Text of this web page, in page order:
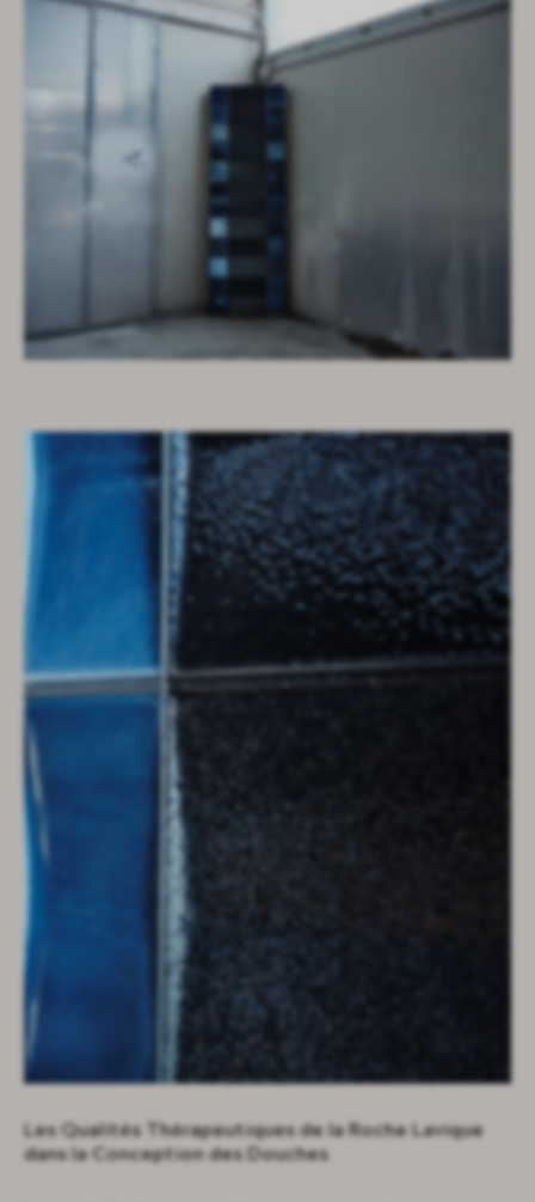
baignoire prima
core tables
Les Qualités Thérapeutiques de la Roche Lavique
dans la Conception des Douches